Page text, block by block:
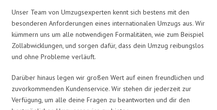
Unser Team von Umzugsexperten kennt sich bestens mit den
besonderen Anforderungen eines internationalen Umzugs aus. Wir
kümmern uns um alle notwendigen Formalitäten, wie zum Beispiel
Zollabwicklungen, und sorgen dafür, dass dein Umzug reibungslos
und ohne Probleme verläuft.
Darüber hinaus legen wir großen Wert auf einen freundlichen und
zuvorkommenden Kundenservice. Wir stehen dir jederzeit zur
Verfügung, um alle deine Fragen zu beantworten und dir den